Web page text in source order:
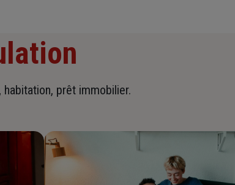
habitation, prêt immobilier.